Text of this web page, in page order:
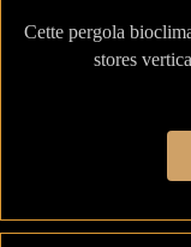
Cette pergola
stores